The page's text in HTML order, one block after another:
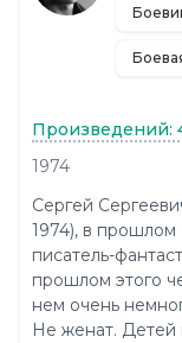
Произведений:
1974
Сергей
1974), в
писатель-
прошлом этого
нем очень
Не женат. Детей